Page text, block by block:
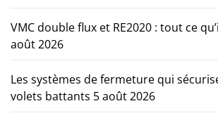
VMC double flux et RE2020 : tout ce
août 2026
Les systèmes de fermeture qui
volets battants 5 août 2026